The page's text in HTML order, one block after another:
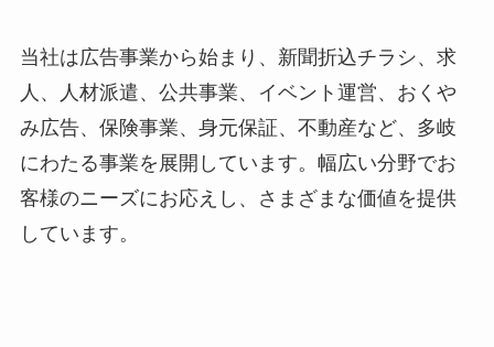
当社は広告事業から始まり、新聞折込チラシ、求
人、人材派遣、公共事業、イベント運営、おくや
み広告、保険事業、身元保証、不動産など、多岐
にわたる事業を展開しています。幅広い分野でお
客様のニーズにお応えし、さまざまな価値を提供
しています。